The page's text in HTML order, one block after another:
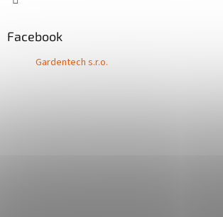
Facebook
Gardentech s.r.o.